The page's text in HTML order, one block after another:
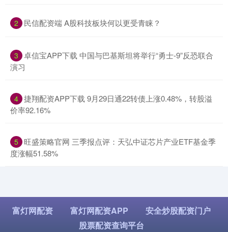
2 ​民信配资端 A股科技板块何以更受青睐？
3 ​卓信宝APP下载 中国与巴基斯坦将举行“勇士-9”反恐联合
演习
4 ​捷翔配资APP下载 9月29日通22转债上涨0.48%，转股溢
价率92.16%
5 ​旺盛策略官网 三季报点评：天弘中证芯片产业ETF基金季
度涨幅51.58%
富灯网配资 富灯网配资APP
安全炒股配资门户
股票配资查询平台